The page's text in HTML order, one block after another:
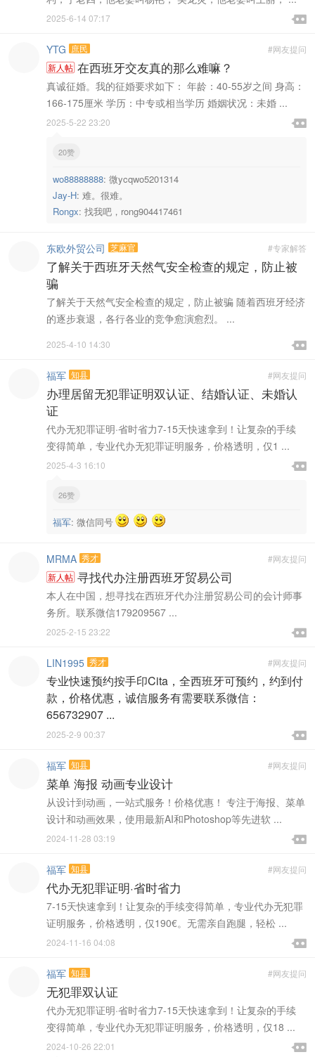

2025-6-14 07:17 
#网友提问
YTG 庶民
新人帖 在西班牙交友真的那么难嘛？
真诚征婚。我的征婚要求如下： 年龄：40-55岁之间 身高：
166-175厘米 学历：中专或相当学历 婚姻状况：未婚 ...

2025-5-22 23:20 
20赞
wo88888888: 微ycqwo5201314
Jay-H: 难。很难。
Rongx: 找我吧，rong904417461
#专家解答
东欧外贸公司 芝麻官
了解关于西班牙天然气安全检查的规定，防止被
骗
了解关于天然气安全检查的规定，防止被骗 随着西班牙经济
的逐步衰退，各行各业的竞争愈演愈烈。 ...

2025-4-10 14:30 
#网友提问
福军 知县
办理居留无犯罪证明双认证、结婚认证、未婚认
证
代办无犯罪证明·省时省力7-15天快速拿到！让复杂的手续
变得简单，专业代办无犯罪证明服务，价格透明，仅1 ...

2025-4-3 16:10 
26赞
福军: 微信同号
#网友提问
MRMA 秀才
新人帖 寻找代办注册西班牙贸易公司
本人在中国，想寻找在西班牙代办注册贸易公司的会计师事
务所。联系微信179209567 ...

2025-2-15 23:22 
#网友提问
LIN1995 秀才
专业快速预约按手印Cita，全西班牙可预约，约到付
款，价格优惠，诚信服务有需要联系微信：
656732907 ...

2025-2-9 00:37 
#网友提问
福军 知县
菜单 海报 动画专业设计
从设计到动画，一站式服务！价格优惠！ 专注于海报、菜单
设计和动画效果，使用最新AI和Photoshop等先进软 ...

2024-11-28 03:19 
#网友提问
福军 知县
代办无犯罪证明·省时省力
7-15天快速拿到！让复杂的手续变得简单，专业代办无犯罪
证明服务，价格透明，仅190€。无需亲自跑腿，轻松 ...

2024-11-16 04:08 
#网友提问
福军 知县
无犯罪双认证
代办无犯罪证明·省时省力7-15天快速拿到！让复杂的手续
变得简单，专业代办无犯罪证明服务，价格透明，仅18 ...

2024-10-26 22:01 